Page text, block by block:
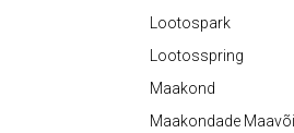
Lootospark
Lootosspring
Maakond
Maakondade